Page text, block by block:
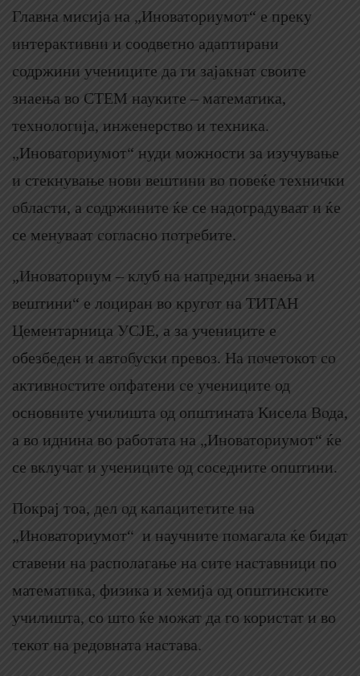
Главна мисија на „Иноваториумот“ е преку
интерактивни и соодветно адаптирани
содржини учениците да ги зајакнат своите
знаења во СТЕМ науките – математика,
технологија, инженерство и техника.
„Иноваториумот“ нуди можности за изучување
и стекнување нови вештини во повеќе технички
области, а содржините ќе се надоградуваат и ќе
се менуваат согласно потребите.
„Иноваториум – клуб на напредни знаења и
вештини“ е лоциран во кругот на ТИТАН
Цементарница УСЈЕ, а за учениците е
обезбеден и автобуски превоз. На почетокот со
активностите опфатени се учениците од
основните училишта од општината Кисела Вода,
а во иднина во работата на „Иноваториумот“ ќе
се вклучат и учениците од соседните општини.
Покрај тоа, дел од капацитетите на
„Иноваториумот“ и научните помагала ќе бидат
ставени на располагање на сите наставници по
математика, физика и хемија од општинските
училишта, со што ќе можат да го користат и во
текот на редовната настава.